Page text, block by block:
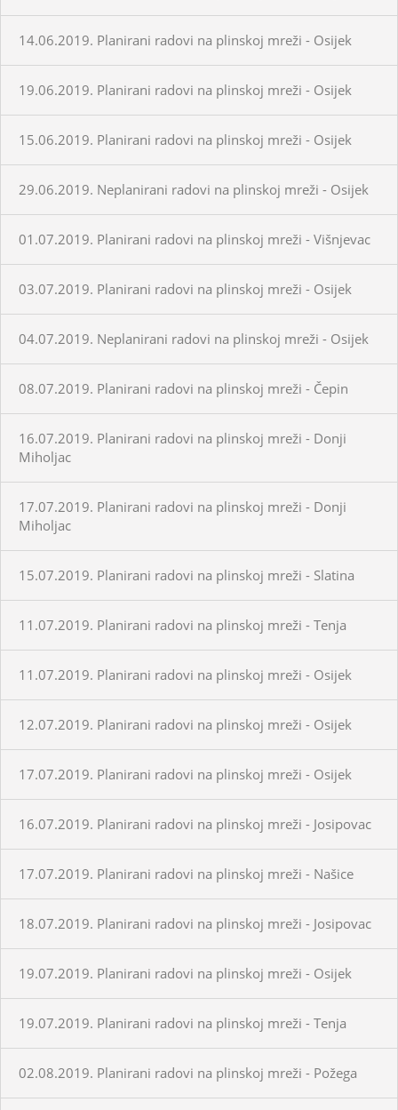
14.06.2019. Planirani radovi na plinskoj mreži - Osijek
19.06.2019. Planirani radovi na plinskoj mreži - Osijek
15.06.2019. Planirani radovi na plinskoj mreži - Osijek
29.06.2019. Neplanirani radovi na plinskoj mreži - Osijek
01.07.2019. Planirani radovi na plinskoj mreži - Višnjevac
03.07.2019. Planirani radovi na plinskoj mreži - Osijek
04.07.2019. Neplanirani radovi na plinskoj mreži - Osijek
08.07.2019. Planirani radovi na plinskoj mreži - Čepin
16.07.2019. Planirani radovi na plinskoj mreži - Donji
Miholjac
17.07.2019. Planirani radovi na plinskoj mreži - Donji
Miholjac
15.07.2019. Planirani radovi na plinskoj mreži - Slatina
11.07.2019. Planirani radovi na plinskoj mreži - Tenja
11.07.2019. Planirani radovi na plinskoj mreži - Osijek
12.07.2019. Planirani radovi na plinskoj mreži - Osijek
17.07.2019. Planirani radovi na plinskoj mreži - Osijek
16.07.2019. Planirani radovi na plinskoj mreži - Josipovac
17.07.2019. Planirani radovi na plinskoj mreži - Našice
18.07.2019. Planirani radovi na plinskoj mreži - Josipovac
19.07.2019. Planirani radovi na plinskoj mreži - Osijek
19.07.2019. Planirani radovi na plinskoj mreži - Tenja
02.08.2019. Planirani radovi na plinskoj mreži - Požega